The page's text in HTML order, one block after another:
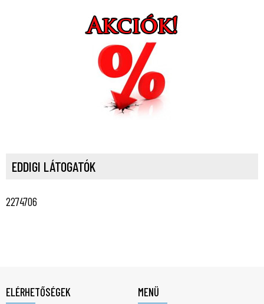
EDDIGI LÁTOGATÓK
2274706
ELÉRHETŐSÉGEK MENÜ